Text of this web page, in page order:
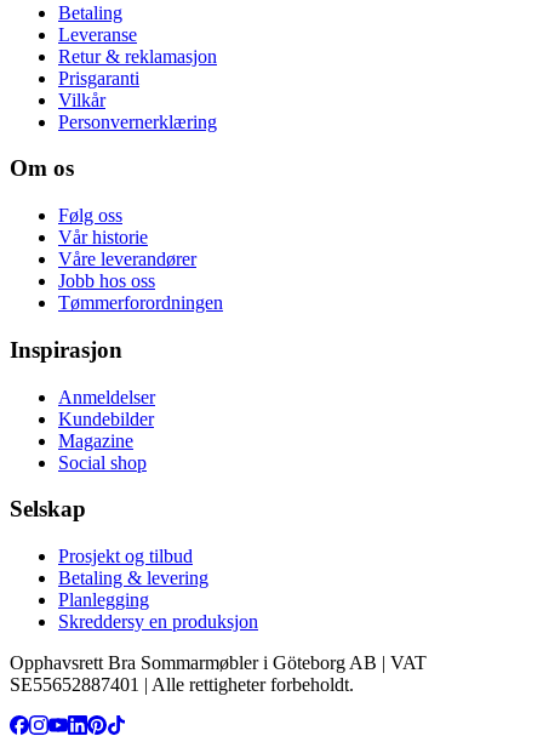
Betaling
Leveranse
Retur & reklamasjon
Prisgaranti
Vilkår
Personvernerklæring
Om os
Følg oss
Vår historie
Våre leverandører
Jobb hos oss
Tømmerforordningen
Inspirasjon
Anmeldelser
Kundebilder
Magazine
Social shop
Selskap
Prosjekt og tilbud
Betaling & levering
Planlegging
Skreddersy en produksjon
Opphavsrett Bra Sommarmøbler i Göteborg AB | VAT
SE55652887401 | Alle rettigheter forbeholdt.